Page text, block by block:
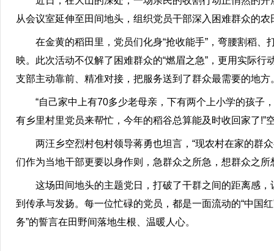
从会议室延伸至田间地头，组织党员干部深入困难群众的
在金黄的稻田里，党员们化身“抢收能手”，弯腰割稻、
映。此次活动不仅解了困难群众的“燃眉之急”，更用实际
支部主动靠前、精准对接，把服务送到了群众最需要的地方
“自己家中上有70多少老母亲，下有两个上小学的孩子
有乡里村里党员来帮忙，今年的稻谷总算能及时收回家了!”
两汪乡空烈村包村领导蒋勇也坦言，“现农村在家的群众
们作为当地干部更要以身作则，急群众之所急，想群众之
这场田间地头的主题党日，打破了干群之间的距离感，
到传承与发扬。每一位忙碌的党员，都是一面流动的“中国
务”的誓言在田野间落地生根、温暖人心。